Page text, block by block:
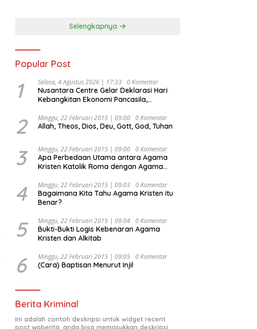
Selengkapnya
Popular Post
1 Selasa, 4 Agustus 2026 | 17:33 0 Komentar
Nusantara Centre Gelar Deklarasi Hari
Kebangkitan Ekonomi Pancasila,
Djojohadikusumo Anti Penjajahan
(Pergolakan Ekonomi Politik Indonesia) &
Undang Perekonomian Nasional dan
Kesejahteraan Sosial dalam Menata
Bangsa Menuju Indonesia Emas 2045”,
2 Minggu, 22 Februari 2015 | 09:00 0 Komentar
Allah, Theos, Dios, Deu, Gott, God, Tuhan
3 Minggu, 22 Februari 2015 | 09:00 0 Komentar
Apa Perbedaan Utama antara Agama
Kristen Katolik Roma dengan Agama
4 Minggu, 22 Februari 2015 | 09:03 0 Komentar
Bagaimana Kita Tahu Agama Kristen itu
Benar?
5 Minggu, 22 Februari 2015 | 09:04 0 Komentar
Bukti-Bukti Logis Kebenaran Agama
Kristen dan Alkitab
6 Minggu, 22 Februari 2015 | 09:05 0 Komentar
(Cara) Baptisan Menurut Injil
Berita Kriminal
Ini adalah contoh deskripsi untuk widget recent
post wpberita, anda bisa memasukkan deskripsi